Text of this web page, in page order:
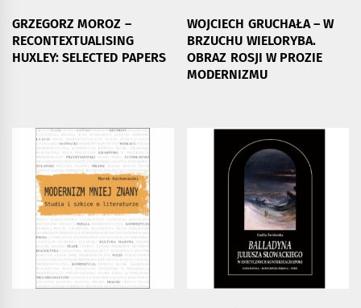
GRZEGORZ MOROZ –
RECONTEXTUALISING
HUXLEY: SELECTED PAPERS
WOJCIECH GRUCHAŁA – W
BRZUCHU WIELORYBA.
OBRAZ ROSJI W PROZIE
MODERNIZMU